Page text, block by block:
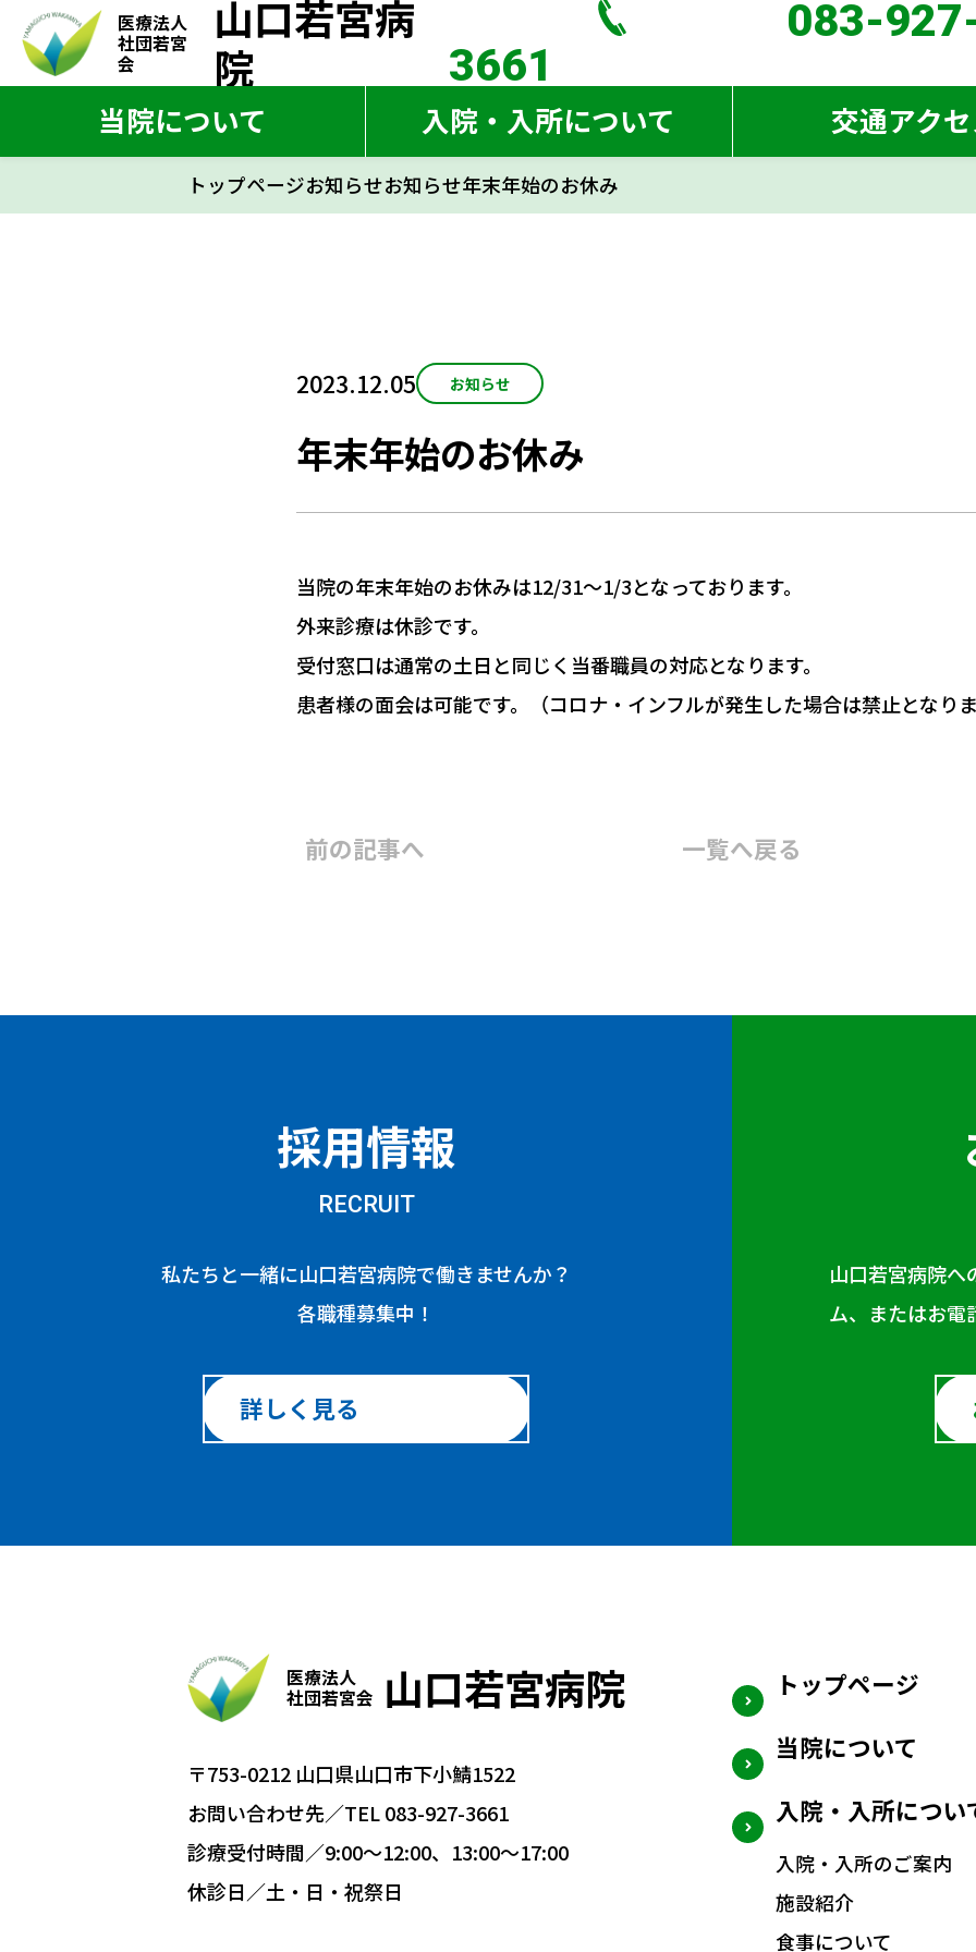
医療法人
社団若宮
会
山口若宮病
院
083-
3661
トップページ
お知らせ
交通アクセス
個人情報保護方針
お問い合わせ・ご相談
医療法人
社団若宮
会
山口若宮病
院
083-
3661
当院について 入院・入所について 交通アク
トップページお知らせお知らせ年末年始のお休み
2023.12.05 お知らせ
年末年始のお休み
当院の年末年始のお休みは12/31～1/3となっております。
外来診療は休診です。
受付窓口は通常の土日と同じく当番職員の対応となります。
患者様の面会は可能です。（コロナ・インフルが発生した場合は禁止となりま
前の記事へ 一覧へ戻る
採用情報
RECRUIT
私たちと一緒に山口若宮病院で働きませんか？
各職種募集中！
詳しく見る
山口若宮病院へ
ム、またはお電
医療法人
社団若宮会 山口若宮病院
〒753-0212 山口県山口市下小鯖1522
お問い合わせ先／TEL 083-927-3661
診療受付時間／9:00〜12:00、13:00〜17:00
休診日／土・日・祝祭日
トップページ
当院について
入院・入所につい
入院・入所のご案内
施設紹介
食事について